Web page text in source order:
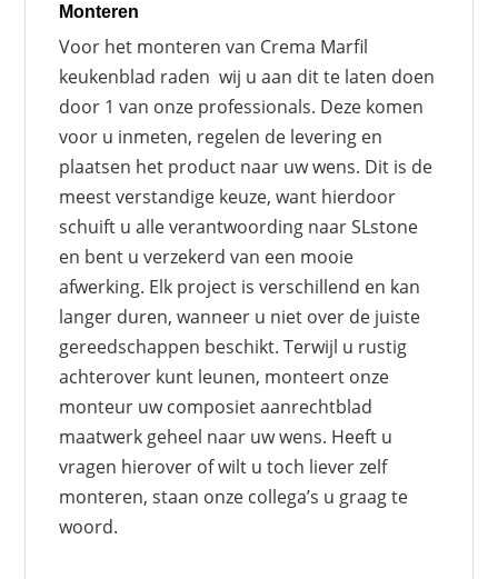
Monteren
Voor het monteren van Crema Marfil
keukenblad raden wij u aan dit te laten doen
door 1 van onze professionals. Deze komen
voor u inmeten, regelen de levering en
plaatsen het product naar uw wens. Dit is de
meest verstandige keuze, want hierdoor
schuift u alle verantwoording naar SLstone
en bent u verzekerd van een mooie
afwerking. Elk project is verschillend en kan
langer duren, wanneer u niet over de juiste
gereedschappen beschikt. Terwijl u rustig
achterover kunt leunen, monteert onze
monteur uw composiet aanrechtblad
maatwerk geheel naar uw wens. Heeft u
vragen hierover of wilt u toch liever zelf
monteren, staan onze collega’s u graag te
woord.